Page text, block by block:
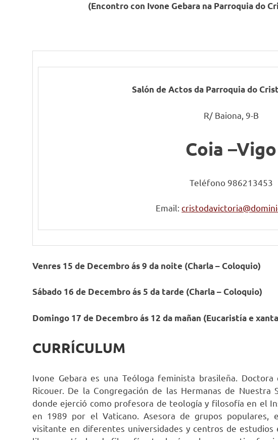
(Encontro con Ivone Gebara na Parroquia do
Salón de Actos da Parroquia do
R/ Baiona, 9-B
Coia –Vigo
Teléfono 986213453
Email:
Venres 15 de Decembro ás 9 da noite (Charla – Coloquio)
Sábado 16 de Decembro ás 5 da tarde (Charla – Coloquio)
Domingo 17 de Decembro ás 12 da mañan (Eucaristía e
CURRÍCULUM
Ivone Gebara es una Teóloga feminista brasileña.
Ricouer. De la Congregación de las Hermanas de Nuestra
donde ejerció como profesora de teología y filosofía en el
en 1989 por el Vaticano. Asesora de grupos populares,
visitante en diferentes universidades y centros de estudios